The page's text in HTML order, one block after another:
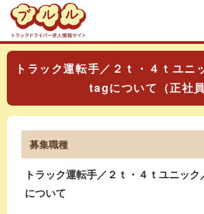
トラック運転手／２ｔ・４ｔユ
tagについて（正社員
募集職種
トラック運転手／２ｔ・４ｔユニッ
について